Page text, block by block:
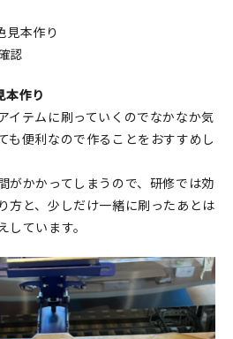
見本作り
認
本作り
イテムに刷っていくのでなかなか気
も便利なので作ることをおすすめし
がかかってしまうので、研修では効
方と、少しだけ一緒に刷ったあとは
ています。